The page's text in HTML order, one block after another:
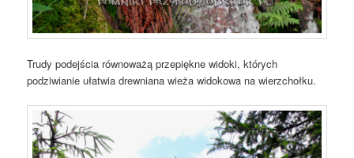
Trudy podejścia równoważą przepiękne widoki, których
podziwianie ułatwia drewniana wieża widokowa na wierzchołku.